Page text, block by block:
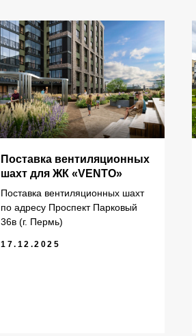
Поставка вентиляционных
шахт для ЖК «VENTO»
Поставка вентиляционных шахт
по адресу Проспект Парковый
36в (г. Пермь)
17.12.2025
Плиты перекрытия ПК
Плиты перекрытия ПБ